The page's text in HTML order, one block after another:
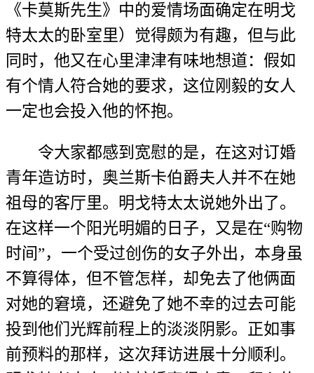
《卡莫斯先生》中的爱情场面确定在明戈
特太太的卧室里）觉得颇为有趣，但与此
同时，他又在心里津津有味地想道：假如
有个情人符合她的要求，这位刚毅的女人
一定也会投入他的怀抱。
令大家都感到宽慰的是，在这对订婚
青年造访时，奥兰斯卡伯爵夫人并不在她
祖母的客厅里。明戈特太太说她外出了。
在这样一个阳光明媚的日子，又是在“购物
时间”，一个受过创伤的女子外出，本身虽
不算得体，但不管怎样，却免去了他俩面
对她的窘境，还避免了她不幸的过去可能
投到他们光辉前程上的淡淡阴影。正如事
前预料的那样，这次拜访进展十分顺利。